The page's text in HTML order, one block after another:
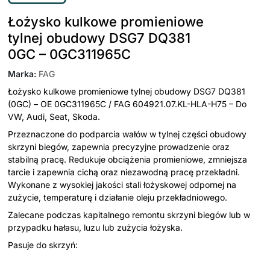
Łożysko kulkowe promieniowe
tylnej obudowy DSG7 DQ381
0GC – 0GC311965C
Marka: FAG
Łożysko kulkowe promieniowe tylnej obudowy DSG7 DQ381
(0GC) – OE 0GC311965C / FAG 604921.07.KL-HLA-H75 – Do
VW, Audi, Seat, Skoda.
Przeznaczone do podparcia wałów w tylnej części obudowy
skrzyni biegów, zapewnia precyzyjne prowadzenie oraz
stabilną pracę. Redukuje obciążenia promieniowe, zmniejsza
tarcie i zapewnia cichą oraz niezawodną pracę przekładni.
Wykonane z wysokiej jakości stali łożyskowej odpornej na
zużycie, temperaturę i działanie oleju przekładniowego.
Zalecane podczas kapitalnego remontu skrzyni biegów lub w
przypadku hałasu, luzu lub zużycia łożyska.
Pasuje do skrzyń: